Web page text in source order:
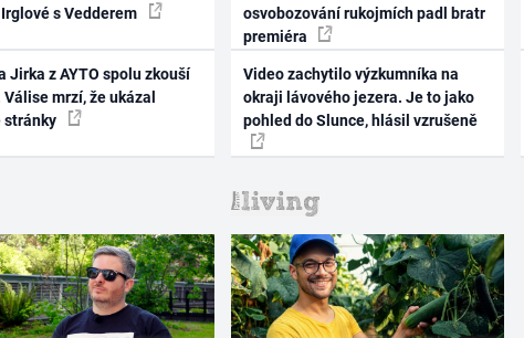
s Vedderem
Jirka z AYTO spolu zkouší
mrzí, že ukázal
stránky
osvobozování rukojmích padl bratr
premiéra
Video zachytilo výzkumníka na
okraji lávového jezera. Je to jako
pohled do Slunce, hlásil vzrušeně